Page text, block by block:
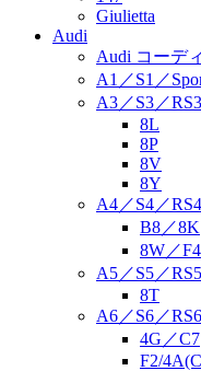
Giulietta
Audi
Audi コーデ
A1／S1／
A3／S3／
8L
8P
8V
8Y
A4／S4／
B8／8K
8W／F4
A5／S5／
8T
A6／S6／
4G／C7
F2/